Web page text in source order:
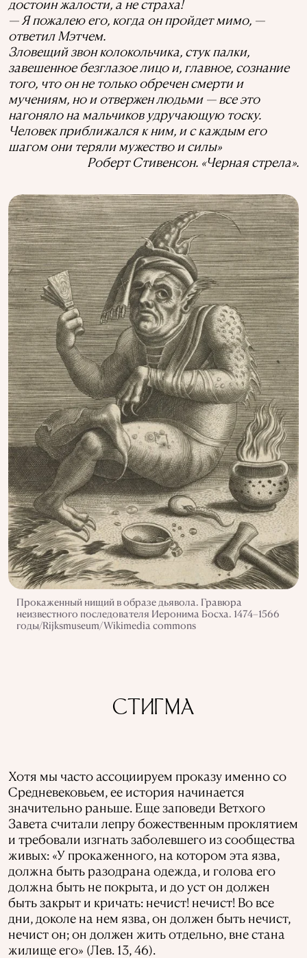
достоин жалости, а не страха!
— Я пожалею его, когда он пройдет мимо, —
ответил Мэтчем.
Зловещий звон колокольчика, стук палки,
завешенное безглазое лицо и, главное, сознание
того, что он не только обречен смерти и
мучениям, но и отвержен людьми — все это
нагоняло на мальчиков удручающую тоску.
Человек приближался к ним, и с каждым его
шагом они теряли мужество и силы»
Роберт Стивенсон. «Черная стрела».
Прокаженный нищий в образе дьявола. Гравюра
неизвестного последователя Иеронима Босха. 1474–1566
годы/Rijksmuseum/Wikimedia commons
СТИГМА
Хотя мы часто ассоциируем проказу именно со
Средневековьем, ее история начинается
значительно раньше. Еще заповеди Ветхого
Завета считали лепру божественным проклятием
и требовали изгнать заболевшего из сообщества
живых: «У прокаженного, на котором эта язва,
должна быть разодрана одежда, и голова его
должна быть не покрыта, и до уст он должен
быть закрыт и кричать: нечист! нечист! Во все
дни, доколе на нем язва, он должен быть нечист,
нечист он; он должен жить отдельно, вне стана
жилище его» (Лев. 13, 46).